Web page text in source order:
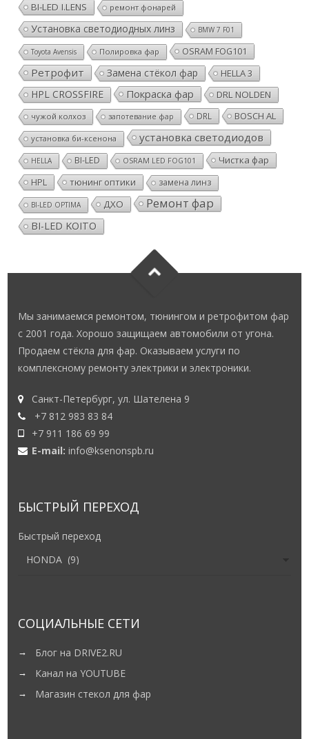
BI-LED I.LENS ремонт фонарей
Установка светодиодных линз BMW 7 F01
Toyota Avensis Полировка фар OSRAM FOG101
Ретрофит Замена стёкол фар HELLA 3
HPL CROSSFIRE Покраска фар DRL NOLDEN
чужой колхоз запотевание фар DRL BOSCH AL
установка би-ксенона установка светодиодов
HELLA BI-LED OSRAM LED FOG101
Чистка фар
HPL
тюнинг оптики замена линз
BI-LED OPTIMA ДХО Ремонт фар
BI-LED KOITO
Мы занимаемся ремонтом, тюнингом и ретрофитом фар
с 2001 года. Хорошо защищаем автомобили от угона.
Продаем стёкла для фар. Оказываем услуги по
комплексному ремонту электрики и электроники.
Санкт-Петербург, ул. Шателена 9
+7 812 983 83 84
+7 911 186 69 99
E-mail:info@ksenonspb.ru
БЫСТРЫЙ ПЕРЕХОД
Быстрый переход
СОЦИАЛЬНЫЕ СЕТИ
Блог на DRIVE2.RU
Канал на YOUTUBE
Магазин стекол для фар